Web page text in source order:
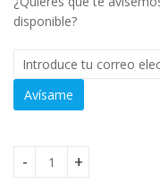
disponible?
Avísame
Sello automático